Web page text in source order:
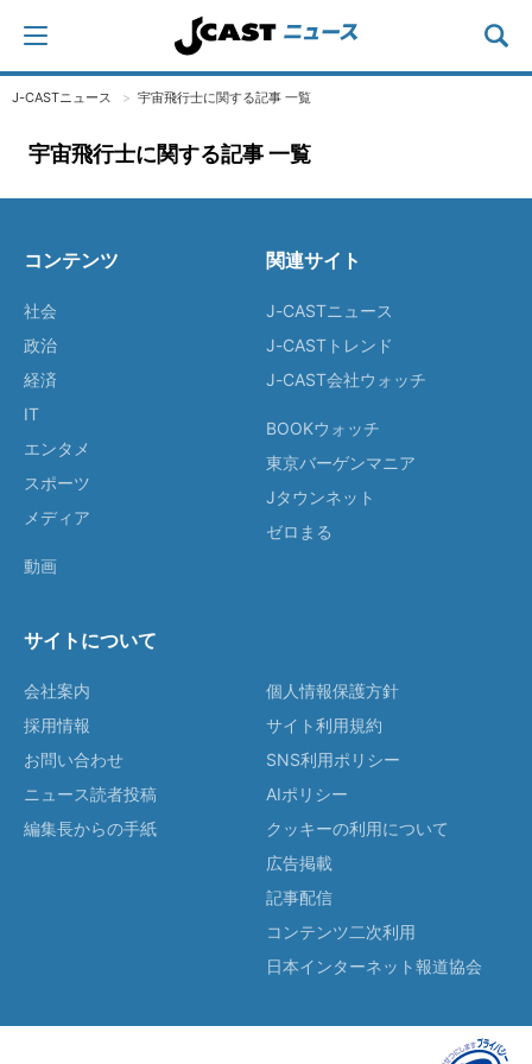
J-CASTニュース 宇宙飛行士に関する記事 一覧
宇宙飛行士に関する記事 一覧
コンテンツ
社会
政治
経済
IT
エンタメ
スポーツ
メディア
動画
関連サイト
J-CASTニュース
J-CASTトレンド
J-CAST会社ウォッチ
BOOKウォッチ
東京バーゲンマニア
Jタウンネット
ゼロまる
サイトについて
会社案内
採用情報
お問い合わせ
ニュース読者投稿
編集長からの手紙
個人情報保護方針
サイト利用規約
SNS利用ポリシー
AIポリシー
クッキーの利用について
広告掲載
記事配信
コンテンツ二次利用
日本インターネット報道協会